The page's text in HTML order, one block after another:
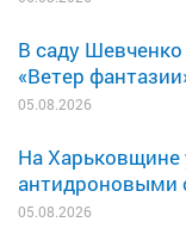
В саду
«Ветер
05.08.2026
На Харьковщине
антидроновыми
05.08.2026